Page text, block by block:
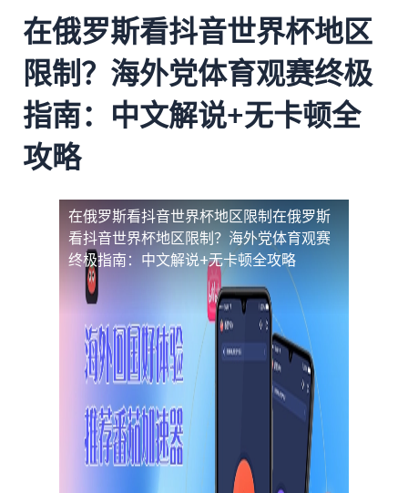
在俄罗斯看抖音世界杯地区
限制？海外党体育观赛终极
指南：中文解说+无卡顿全
攻略
在俄罗斯看抖音世界杯地区限制 在俄罗斯
看抖音世界杯地区限制？海外党体育观赛
终极指南：中文解说+无卡顿全攻略